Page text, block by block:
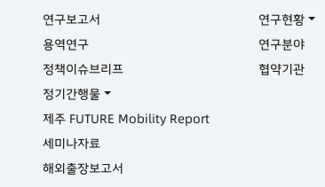
연구보고서
용역연구
정책이슈브리프
정기간행물
제주 FUTURE Mobility Report
세미나자료
해외출장보고서
연구현황
연구분야
협약기관